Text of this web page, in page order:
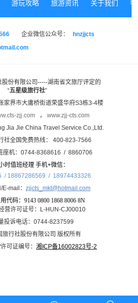
游玩攻略 旅游资讯 关于我们
企业微信公众号：
hnzjjcts
股份有限公司-----湖南省文旅厅评定的
“五星级旅行社”
家界市大庸桥街道荣盛华府S3栋3-4楼
zjj.com ，www.zjj-cts.com
Jia Jie China Travel Service Co.,Ltd.
社全国免费热线： 400-823-7566
座机：0744-8368616 / 8860706
时值班经理 手机+微信：
/ 18867286569 / 18974433326
mail： zjjcts_mkt@hotmail.com
代码： 9143 0800 1868 8006 8N
营许可证号：L-HUN-CJ00010
投诉电话：0744-8237599
旅行社股份有限公司 版权所有
可证编号： 湘ICP备16002823号-2